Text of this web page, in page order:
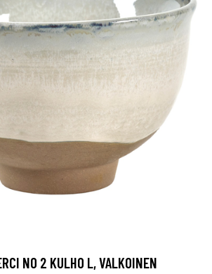
NO 2 KULHO L, VALKOINEN